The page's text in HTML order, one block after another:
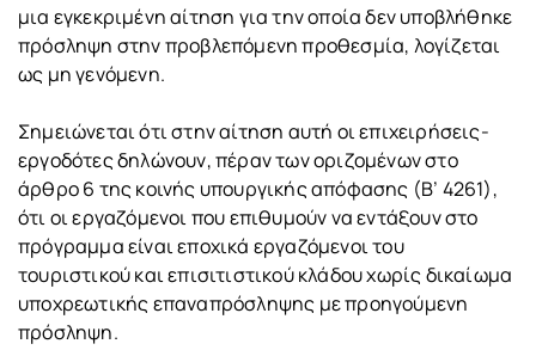
μια εγκεκριμένη αίτηση για την οποία δεν υποβλήθηκε
πρόσληψη στην προβλεπόμενη προθεσμία, λογίζεται
ως μη γενόμενη.
Σημειώνεται ότι στην αίτηση αυτή οι επιχειρήσεις-
εργοδότες δηλώνουν, πέραν των οριζομένων στο
άρθρο 6 της κοινής υπουργικής απόφασης (Β’ 4261),
ότι οι εργαζόμενοι που επιθυμούν να εντάξουν στο
πρόγραμμα είναι εποχικά εργαζόμενοι του
τουριστικού και επισιτιστικού κλάδου χωρίς δικαίωμα
υποχρεωτικής επαναπρόσληψης με προηγούμενη
πρόσληψη.